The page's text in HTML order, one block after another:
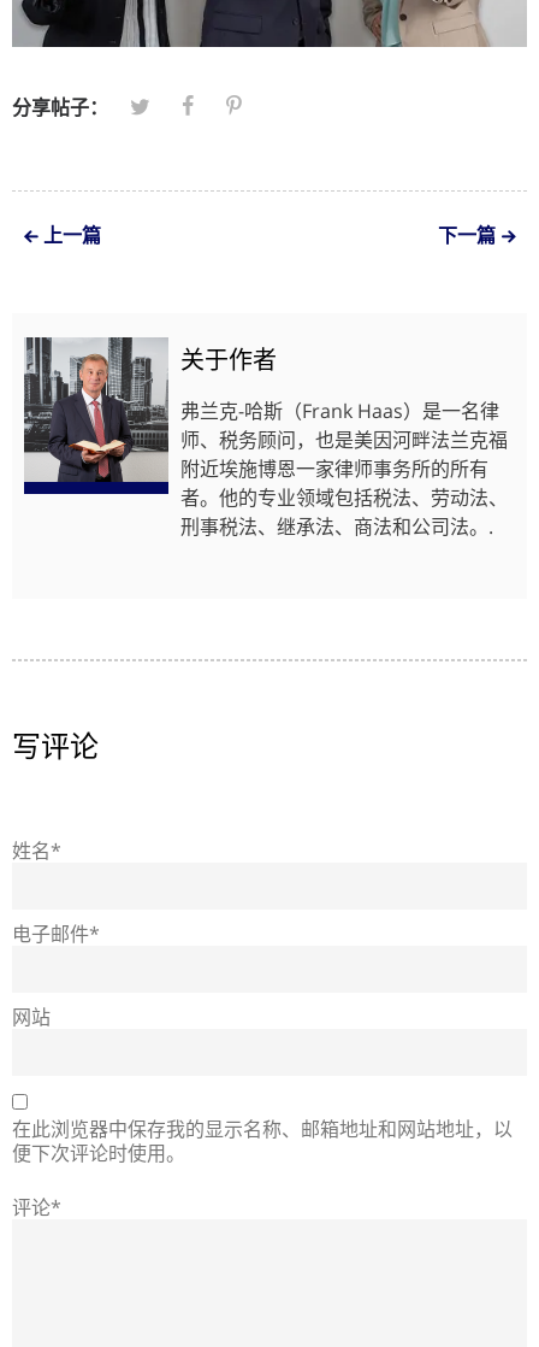
分享帖子：
上一篇 下一篇
关于作者
弗兰克-哈斯（Frank Haas）是一名律
师、税务顾问，也是美因河畔法兰克福
附近埃施博恩一家律师事务所的所有
者。他的专业领域包括税法、劳动法、
刑事税法、继承法、商法和公司法。.
写评论
姓名*
电子邮件*
网站
在此浏览器中保存我的显示名称、邮箱地址和网站地址，以
便下次评论时使用。
评论*